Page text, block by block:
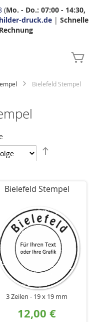
(Mo. - Do.: 07:00 - 14:30,
druck.de| Schnelle
Rechnung
Bielefeld Stempel
Bielefeld Stempel
3 Zeilen 19 x 19 mm
12,00 €